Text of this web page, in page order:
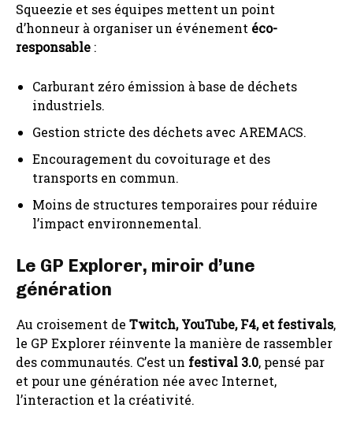
Squeezie et ses équipes mettent un point
d’honneur à organiser un événement éco-
responsable :
Carburant zéro émission à base de déchets
industriels.
Gestion stricte des déchets avec AREMACS.
Encouragement du covoiturage et des
transports en commun.
Moins de structures temporaires pour réduire
l’impact environnemental.
Le GP Explorer, miroir d’une
génération
Au croisement de Twitch, YouTube, F4, et festivals,
le GP Explorer réinvente la manière de rassembler
des communautés. C’est un festival 3.0, pensé par
et pour une génération née avec Internet,
l’interaction et la créativité.